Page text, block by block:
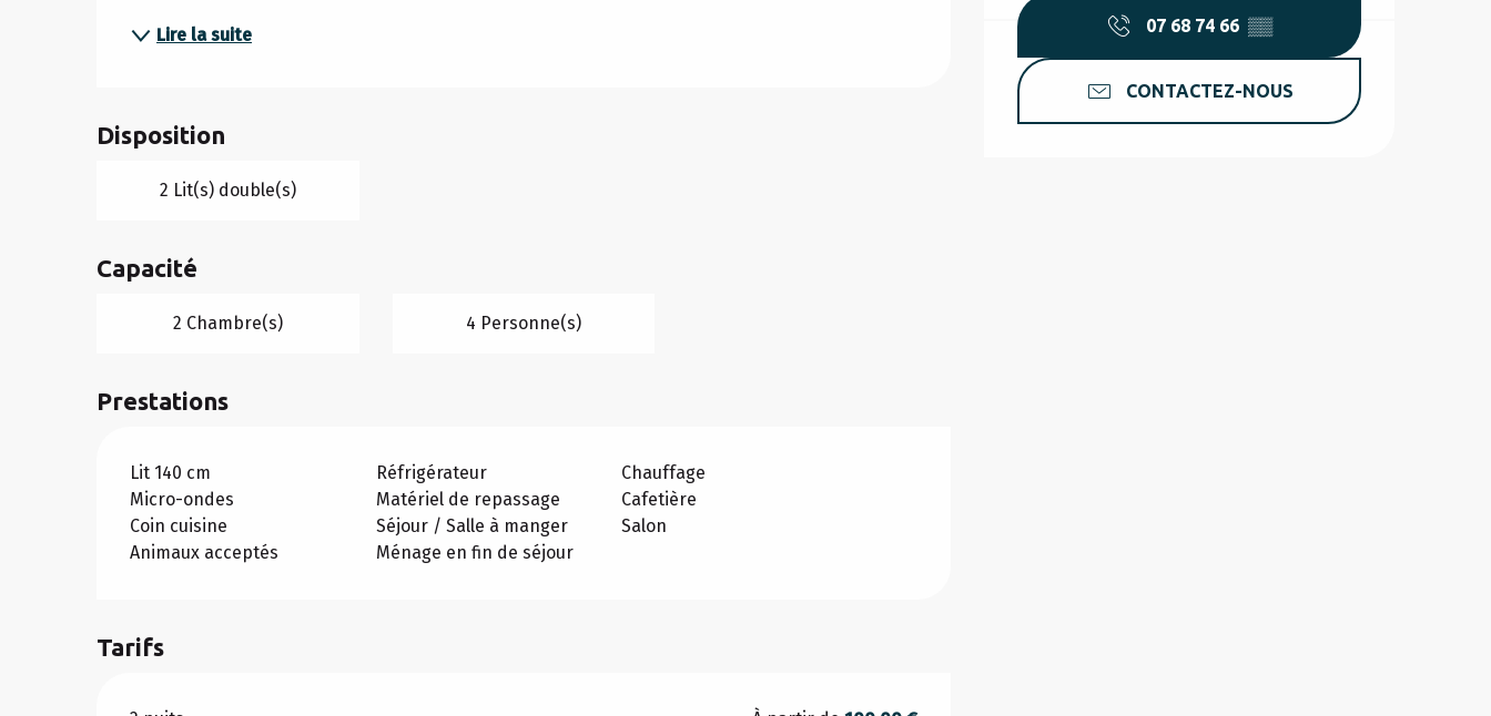
07 68 74 66 ▒▒
CONTACTEZ-NOUS
Lire la suite
Disposition
2 Lit(s) double(s)
Capacité
2 Chambre(s) 4 Personne(s)
Prestations
Lit 140 cm Réfrigérateur
Chauffage
Micro-ondes
Matériel de repassage
Cafetière
Coin cuisine
Séjour / Salle à manger
Salon
Animaux acceptés
Ménage en fin de séjour
Tarifs